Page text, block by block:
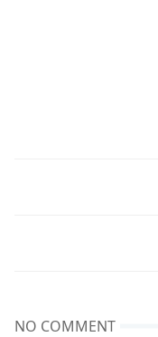
NO COMMENT